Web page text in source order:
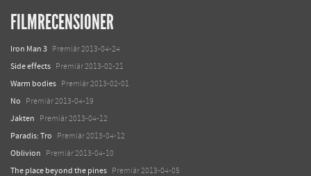
FILMRECENSIONER
Iron Man 3 Premiär 2013-04-24
Side effects Premiär 2013-02-21
Warm bodies Premiär 2013-02-01
No Premiär 2013-04-19
Jakten Premiär 2013-04-12
Paradis: Tro Premiär 2013-04-12
Oblivion Premiär 2013-04-10
The place beyond the pines Premiär 2013-04-05